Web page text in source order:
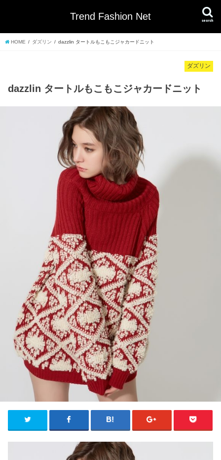
Trend Fashion Net search
HOME ダズリン dazzlin タートルもこもこジャカードニット
ダズリン
dazzlin タートルもこもこジャカードニット